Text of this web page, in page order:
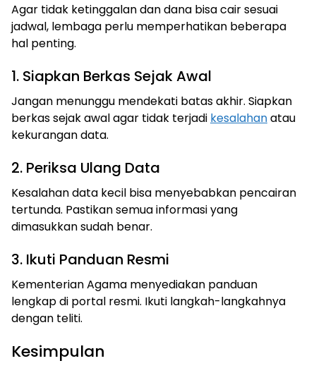
Agar tidak ketinggalan dan dana bisa cair sesuai
jadwal, lembaga perlu memperhatikan beberapa
hal penting.
1. Siapkan Berkas Sejak Awal
Jangan menunggu mendekati batas akhir. Siapkan
berkas sejak awal agar tidak terjadi kesalahanatau
kekurangan data.
2. Periksa Ulang Data
Kesalahan data kecil bisa menyebabkan pencairan
tertunda. Pastikan semua informasi yang
dimasukkan sudah benar.
3. Ikuti Panduan Resmi
Kementerian Agama menyediakan panduan
lengkap di portal resmi. Ikuti langkah-langkahnya
dengan teliti.
Kesimpulan